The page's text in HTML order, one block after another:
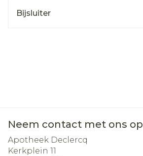
Bijsluiter
Neem contact met ons op
Apotheek Declercq
Kerkplein 11